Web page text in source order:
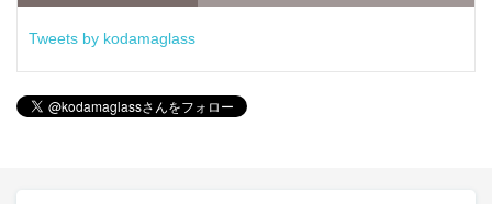
Tweets by kodamaglass